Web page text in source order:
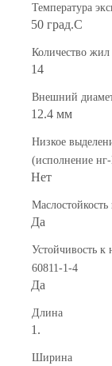
Температура
50 град.C
Количество жил
14
Внешний
12.4 мм
Низкое
(исполнение
Нет
Маслостойкость
Да
Устойчивость к
60811-1-4
Да
Длина
1.
Ширина